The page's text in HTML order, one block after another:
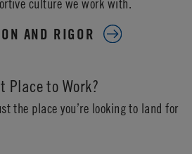
culture we work with.
AND RIGOR
Place to Work?
the place you’re looking to land for